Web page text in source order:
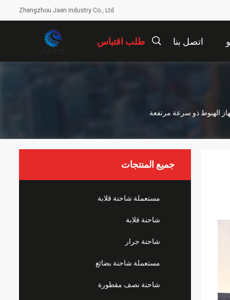
Zhengzhou Jaen Industry Co., Ltd
اتصل بنا طلب اقتباس
جميع المنتجات
مستعملة شاحنة قلابة
شاحنة قلابة
شاحنة جرار
مستعملة شاحنة بضائع
شاحنة نصف مقطورة